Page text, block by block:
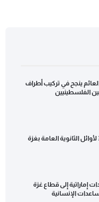
ينجح في تركيب أطراف
إماراتية إلى قطاع غزة